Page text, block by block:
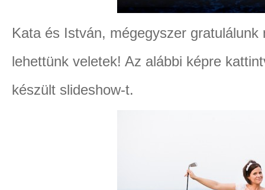
Kata és István, mégegyszer
lehettünk veletek! Az alábbi képre
készült slideshow-t.